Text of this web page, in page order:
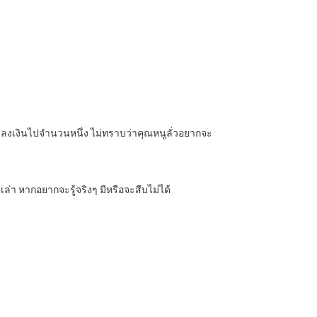
งเงินไปจำนวนหนึ่ง ไม่ทราบว่าคุณหนูลั่วอยากจะ
หากอยากจะรู้จริงๆ มีหรือจะสืบไม่ได้